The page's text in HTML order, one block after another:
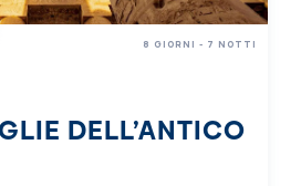
DELL’ANTICO
8 GIORNI - 7 NOTTI